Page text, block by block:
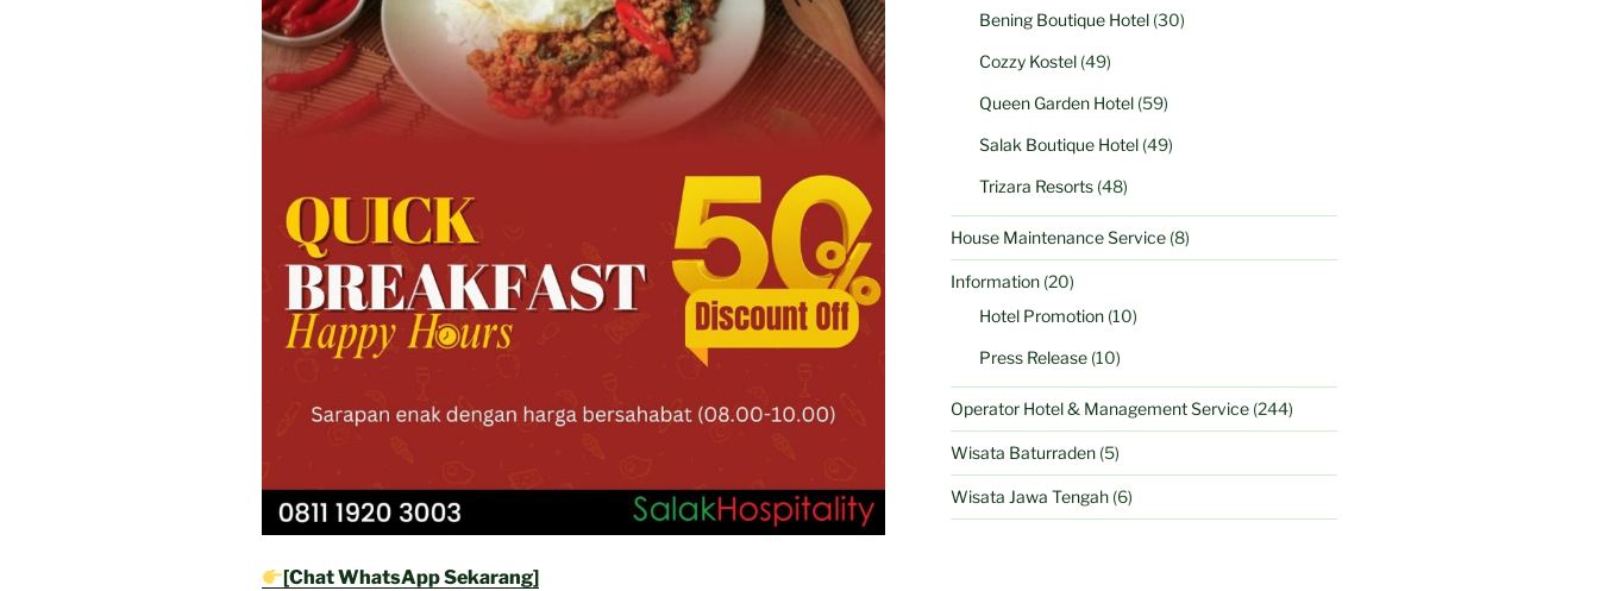
[Chat WhatsApp Sekarang]
Bening Boutique Hotel(30)
Cozzy Kostel(49)
Queen Garden Hotel(59)
Salak Boutique Hotel(49)
Trizara Resorts(48)
House Maintenance Service(8)
Information(20)
Hotel Promotion(10)
Press Release(10)
Operator Hotel & Management Service(244)
Wisata Baturraden(5)
Wisata Jawa Tengah(6)